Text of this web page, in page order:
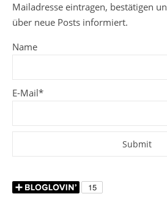
Mailadresse eintragen, bestätigen
über neue Posts informiert.
Name
E-Mail*